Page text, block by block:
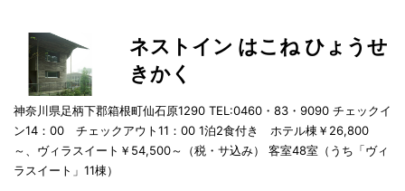
ネストイン はこね ひょうせ
きかく
神奈川県足柄下郡箱根町仙石原1290 TEL:0460・83・9090 チェックイ
ン14：00 チェックアウト11：00 1泊2食付き ホテル棟￥26,800
～、ヴィラスイート￥54,500～（税・サ込み） 客室48室（うち「ヴィ
ラスイート」11棟）